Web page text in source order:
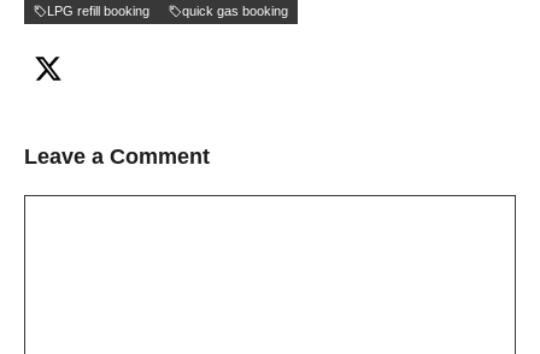
LPG refill booking
quick gas booking
Leave a Comment